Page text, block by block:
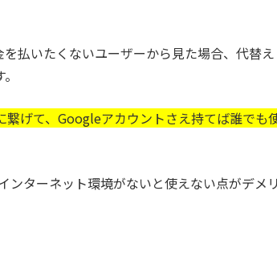
払いたくないユーザーから見た場合、代替え
繋げて、Googleアカウントさえ持てば誰でも
ターネット環境がないと使えない点がデメ